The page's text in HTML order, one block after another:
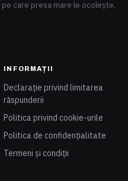
care presa mare le ocolește,
INFORMAȚII
Declarație privind limitarea
răspunderii
Politica privind cookie-urile
Politica de confidențialitate
Termeni și condiții